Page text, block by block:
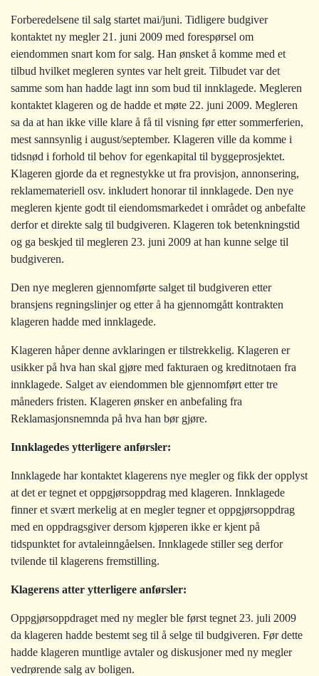
Forberedelsene til salg startet mai/juni. Tidligere budgiver
kontaktet ny megler 21. juni 2009 med forespørsel om
eiendommen snart kom for salg. Han ønsket å komme med et
tilbud hvilket megleren syntes var helt greit. Tilbudet var det
samme som han hadde lagt inn som bud til innklagede. Megleren
kontaktet klageren og de hadde et møte 22. juni 2009. Megleren
sa da at han ikke ville klare å få til visning før etter sommerferien,
mest sannsynlig i august/september. Klageren ville da komme i
tidsnød i forhold til behov for egenkapital til byggeprosjektet.
Klageren gjorde da et regnestykke ut fra provisjon, annonsering,
reklamemateriell osv. inkludert honorar til innklagede. Den nye
megleren kjente godt til eiendomsmarkedet i området og anbefalte
derfor et direkte salg til budgiveren. Klageren tok betenkningstid
og ga beskjed til megleren 23. juni 2009 at han kunne selge til
budgiveren.
Den nye megleren gjennomførte salget til budgiveren etter
bransjens regningslinjer og etter å ha gjennomgått kontrakten
klageren hadde med innklagede.
Klageren håper denne avklaringen er tilstrekkelig. Klageren er
usikker på hva han skal gjøre med fakturaen og kreditnotaen fra
innklagede. Salget av eiendommen ble gjennomført etter tre
måneders fristen. Klageren ønsker en anbefaling fra
Reklamasjonsnemnda på hva han bør gjøre.
Innklagedes ytterligere anførsler:
Innklagede har kontaktet klagerens nye megler og fikk der opplyst
at det er tegnet et oppgjørsoppdrag med klageren. Innklagede
finner et svært merkelig at en megler tegner et oppgjørsoppdrag
med en oppdragsgiver dersom kjøperen ikke er kjent på
tidspunktet for avtaleinngåelsen. Innklagede stiller seg derfor
tvilende til klagerens fremstilling.
Klagerens atter ytterligere anførsler:
Oppgjørsoppdraget med ny megler ble først tegnet 23. juli 2009
da klageren hadde bestemt seg til å selge til budgiveren. Før dette
hadde klageren muntlige avtaler og diskusjoner med ny megler
vedrørende salg av boligen.